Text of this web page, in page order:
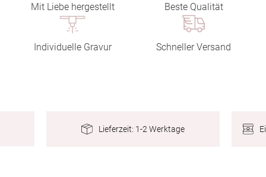
Mit Liebe hergestellt Beste Qualität
Individuelle Gravur Schneller Versand
Lieferzeit: 1-2 Werktage